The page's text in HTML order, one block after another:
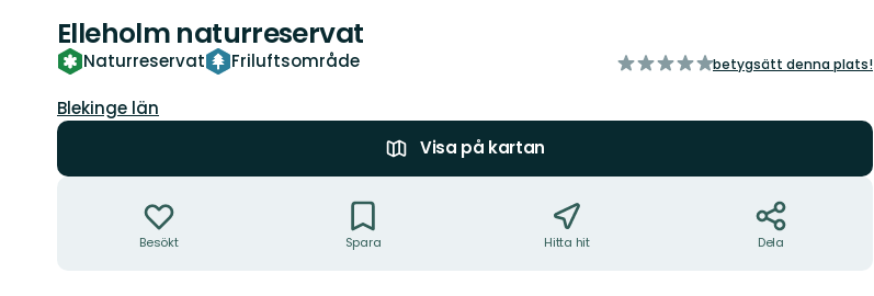
Elleholm naturreservat
Naturreservat Friluftsområde
av
betygsätt denna plats!
Län:
Blekinge län
Visa på kartan
Besökt Spara Hitta hit Dela